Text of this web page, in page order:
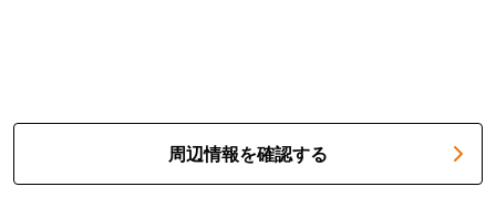
周辺情報を確認する